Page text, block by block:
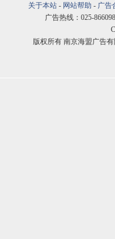
关于本站 - 网站帮助 - 广告
广告热线：025-
版权所有 南京海盟广告有